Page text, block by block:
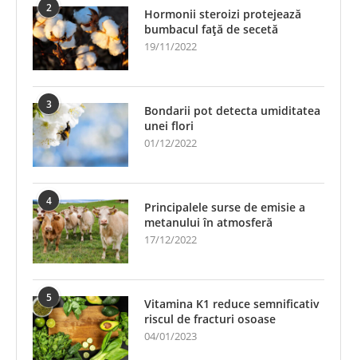
2
Hormonii steroizi protejează
bumbacul față de secetă
19/11/2022
3
Bondarii pot detecta umiditatea
unei flori
01/12/2022
4
Principalele surse de emisie a
metanului în atmosferă
17/12/2022
5
Vitamina K1 reduce semnificativ
riscul de fracturi osoase
04/01/2023